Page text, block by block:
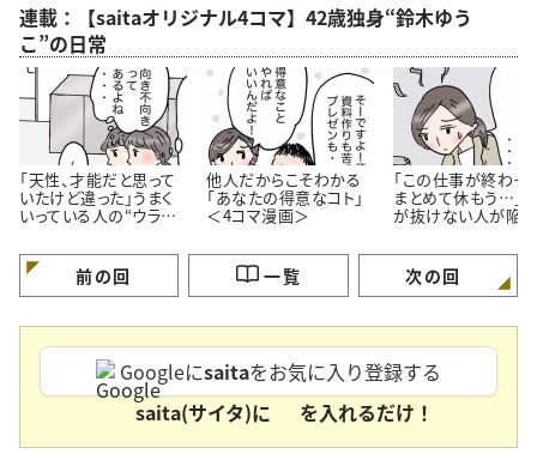
連載：【saitaオリジナル4コマ】42歳独身“鈴木ゆう
こ”の日常
「天性、才能だと思って
いたけど違った」うまく
いっている人の“ウラ
他人だからこそわかる
「あなたの得意なコト」
＜4コマ漫画＞
「この仕事が終わっ
まとめて休もう…」
が抜けない人が陥
漫画＞
前の回 一覧 次の回
Googleにsaitaをお気に入り登録する
saita(サイタ)に
を入れるだけ！